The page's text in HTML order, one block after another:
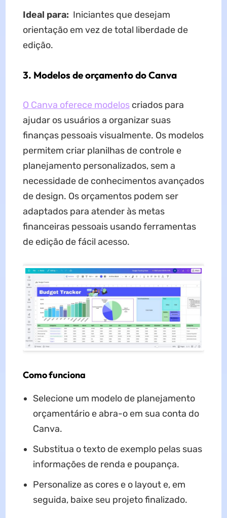
Ideal para: Iniciantes que desejam
orientação em vez de total liberdade de
edição.
3. Modelos de orçamento do Canva
O Canva oferece modeloscriados para
ajudar os usuários a organizar suas
finanças pessoais visualmente. Os modelos
permitem criar planilhas de controle e
planejamento personalizados, sem a
necessidade de conhecimentos avançados
de design. Os orçamentos podem ser
adaptados para atender às metas
financeiras pessoais usando ferramentas
de edição de fácil acesso.
Como funciona
Selecione um modelo de planejamento
orçamentário e abra-o em sua conta do
Canva.
Substitua o texto de exemplo pelas suas
informações de renda e poupança.
Personalize as cores e o layout e, em
seguida, baixe seu projeto finalizado.